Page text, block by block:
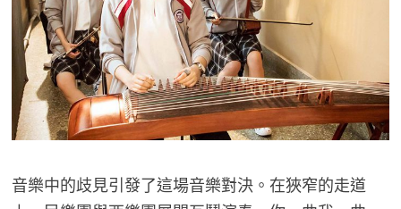
音樂中的歧見引發了這場音樂對決。在狹窄的走道